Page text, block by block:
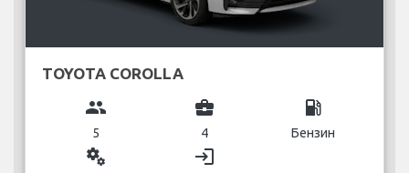
TOYOTA COROLLA
group
5
business_center
4
local_gas_station
Бензин
miscellaneous_services login